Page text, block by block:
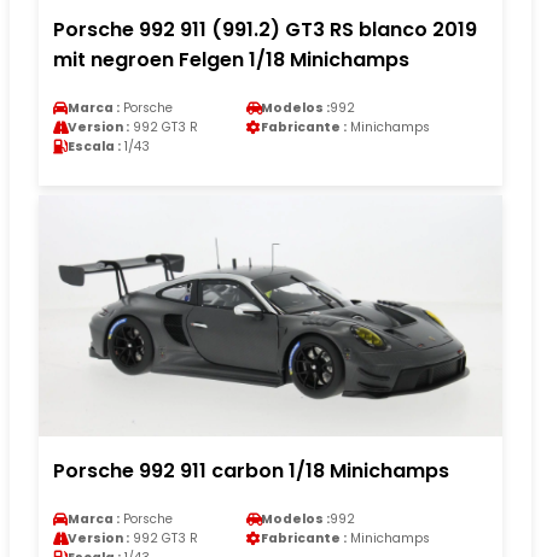
Porsche 992 911 (991.2) GT3 RS blanco 2019
mit negroen Felgen 1/18 Minichamps
Marca : Porsche Modelos :992
Version : 992 GT3 R Fabricante : Minichamps
Escala : 1/43
Porsche 992 911 carbon 1/18 Minichamps
Marca : Porsche Modelos :992
Version : 992 GT3 R Fabricante : Minichamps